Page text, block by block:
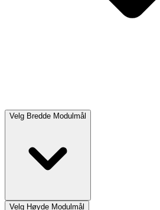
Velg Bredde Modulmål
Velg Høyde Modulmål